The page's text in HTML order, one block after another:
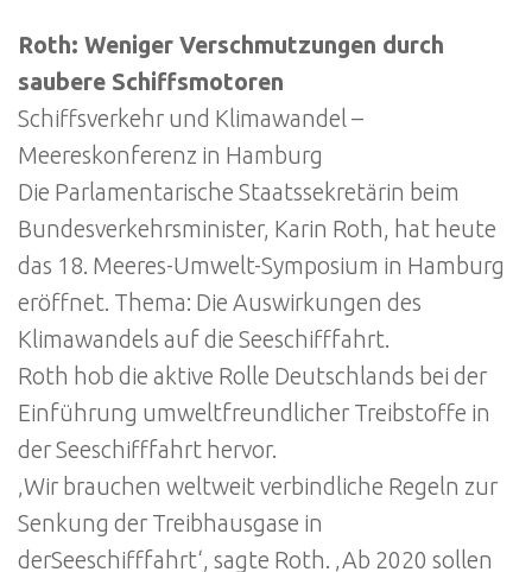
Roth: Weniger Verschmutzungen durch
saubere Schiffsmotoren
Schiffsverkehr und Klimawandel –
Meereskonferenz in Hamburg
Die Parlamentarische Staatssekretärin beim
Bundesverkehrsminister, Karin Roth, hat heute
das 18. Meeres-Umwelt-Symposium in Hamburg
eröffnet. Thema: Die Auswirkungen des
Klimawandels auf die Seeschifffahrt.
Roth hob die aktive Rolle Deutschlands bei der
Einführung umweltfreundlicher Treibstoffe in
der Seeschifffahrt hervor.
‚Wir brauchen weltweit verbindliche Regeln zur
Senkung der Treibhausgase in
derSeeschifffahrt‘, sagte Roth. ‚Ab 2020 sollen